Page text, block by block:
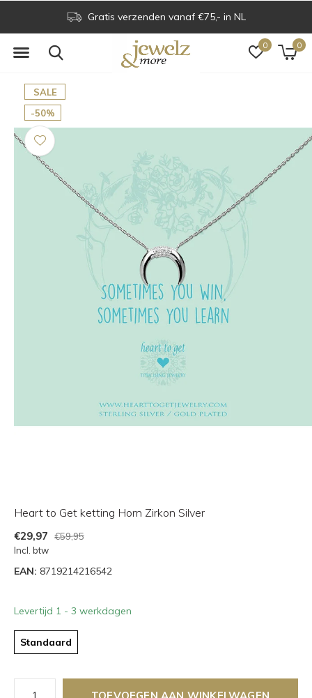
0 0
Gratis verzenden vanaf €75,- in NL
SALE
-50%
Heart to Get ketting Horn Zirkon Silver
€29,97
€59,95
Incl. btw
EAN: 8719214216542
Levertijd 1 - 3 werkdagen
Standaard
TOEVOEGEN AAN WINKELWAGEN